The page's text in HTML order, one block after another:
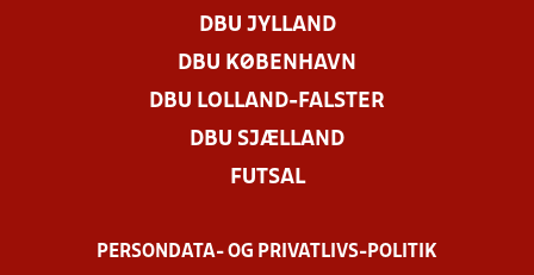
DBU JYLLAND
DBU KØBENHAVN
DBU LOLLAND-FALSTER
DBU SJÆLLAND
FUTSAL
PERSONDATA- OG PRIVATLIVS-POLITIK